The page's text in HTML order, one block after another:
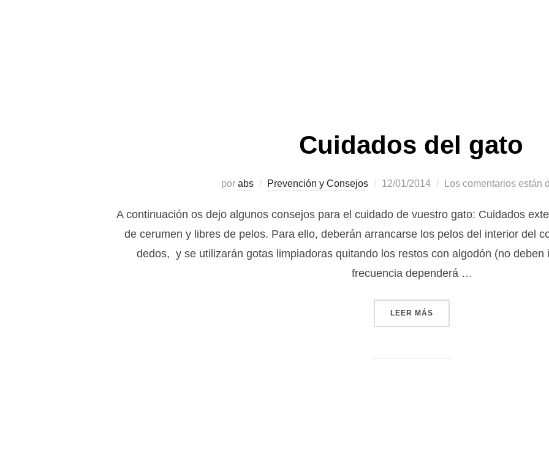
Cuidados del gato
por abs Prevención y Consejos
Publicado
12/01/2014 Los comentarios están
A continuación os dejo algunos consejos para el cuidado de vuestro gato: Cuidados
de cerumen y libres de pelos. Para ello, deberán arrancarse los pelos del interior del
dedos, y se utilizarán gotas limpiadoras quitando los restos con algodón (no deben
frecuencia dependerá …
LEER MÁS